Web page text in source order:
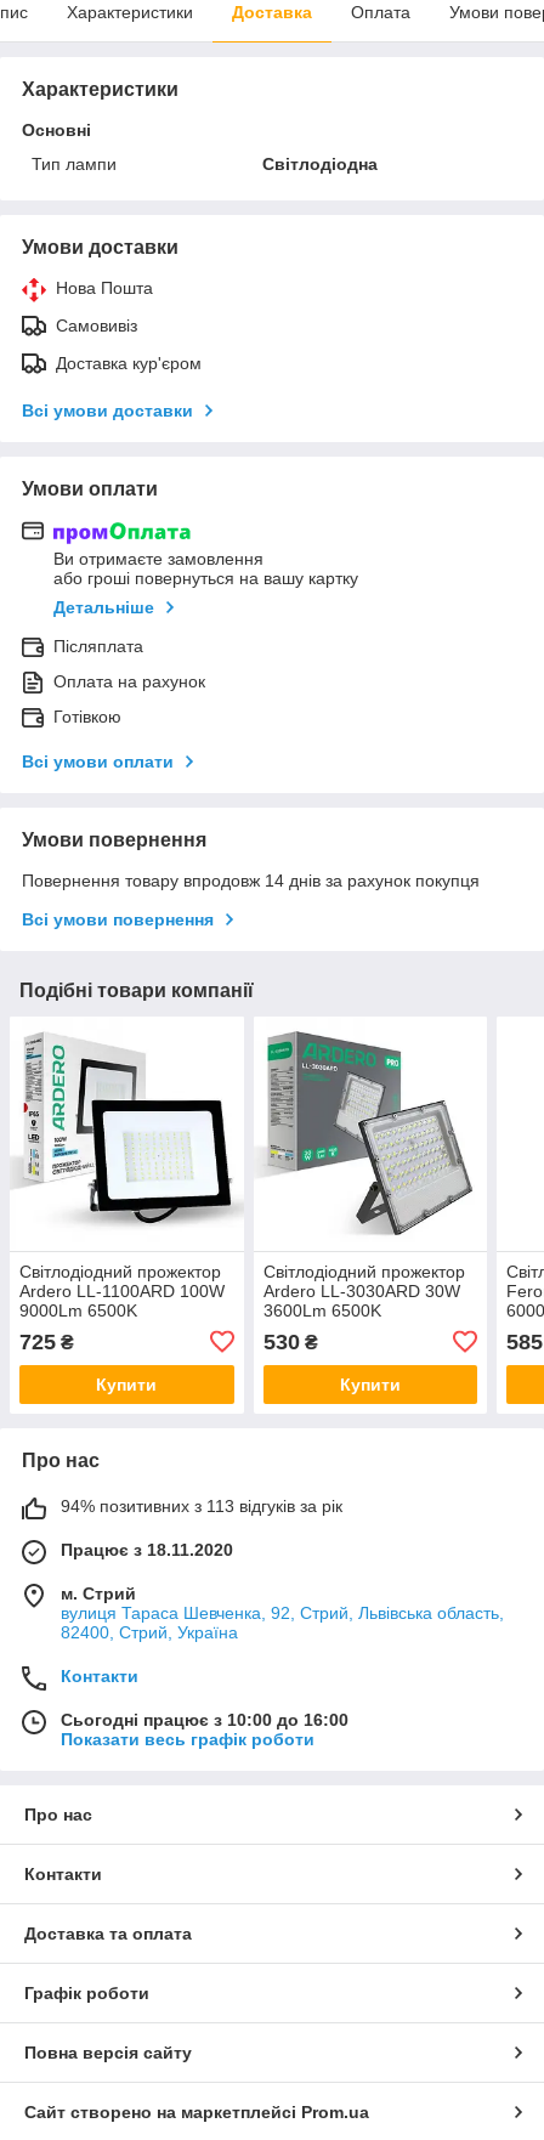
Характеристики Доставка Оплата Умови
Характеристики
Основні
Тип лампи
Світлодіодна
Умови доставки
Нова Пошта
Самовивіз
Доставка кур'єром
Всі умови доставки
Умови оплати
Ви отримаєте замовлення
або гроші повернуться на вашу картку
Детальніше
Післяплата
Оплата на рахунок
Готівкою
Всі умови оплати
Умови повернення
Повернення товару впродовж 14 днів за рахунок покупця
Всі умови повернення
Подібні товари компанії
Світлодіодний прожектор
Ardero LL-1100ARD 100W
9000Lm 6500K
725 ₴
Купити
Світлодіодний прожектор
Ardero LL-3030ARD 30W
3600Lm 6500K
530₴
Купити
585
Про нас
94% позитивних з 113 відгуків за рік
Працює з 18.11.2020
м. Стрий
вулиця Тараса Шевченка, 92, Стрий, Львівська область,
82400, Стрий, Україна
Контакти
Сьогодні працює з 10:00 до 16:00
Показати весь графік роботи
Про нас
Контакти
Доставка та оплата
Графік роботи
Повна версія сайту
Сайт створено на маркетплейсі Prom.ua